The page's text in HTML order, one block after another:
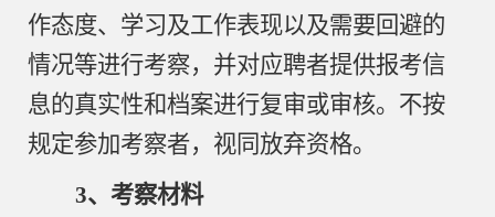
作态度、学习及工作表现以及需要回避的
情况等进行考察，并对应聘者提供报考信
息的真实性和档案进行复审或审核。不按
规定参加考察者，视同放弃资格。
3、考察材料